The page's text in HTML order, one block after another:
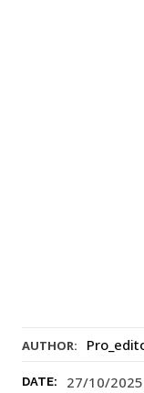
AUTHOR:
DATE: 27/10/2025